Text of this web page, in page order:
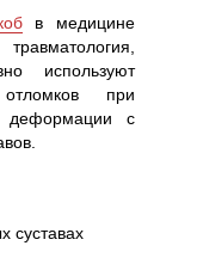
в медицине
используют
при
деформации с
суставах